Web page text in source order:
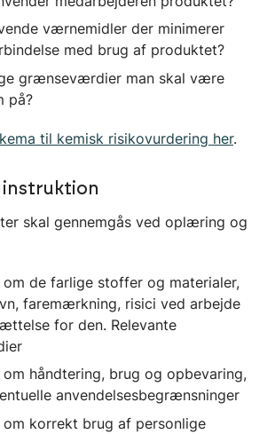
værnemidler der minimerer
med brug af produktet?
grænseværdier man skal være
på?
til kemisk risikovurdering her.
skal gennemgås ved oplæring og
om de farlige stoffer og materialer,
faremærkning, risici ved arbejde
for den. Relevante
om håndtering, brug og opbevaring,
anvendelsesbegrænsninger
om korrekt brug af personlige